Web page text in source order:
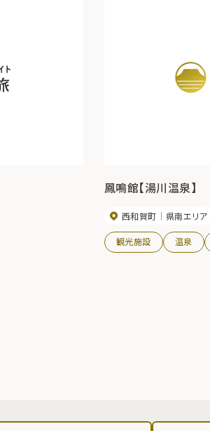
鳳鳴館【湯川温泉】
西和賀町 県南エリア
観光施設 温泉